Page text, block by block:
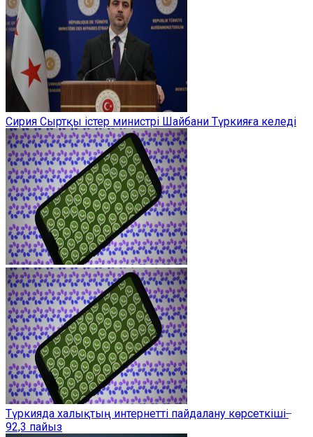
Сирия Сыртқы істер министрі Шайбани Түркияға келеді
Түркияда халықтың интернетті пайдалану көрсеткіші ̶
92,3 пайыз